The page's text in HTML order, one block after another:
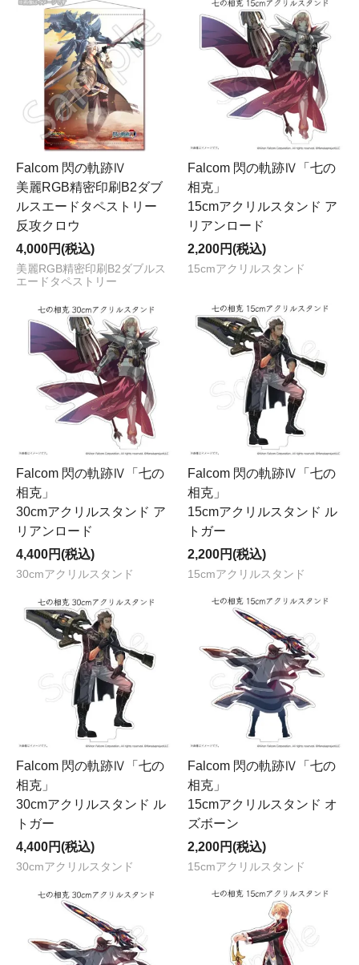
Falcom 閃の軌跡Ⅳ
美麗RGB精密印刷B2ダブ
ルスエードタペストリー
反攻クロウ
4,000円(税込)
美麗RGB精密印刷B2ダブルス
エードタペストリー
Falcom 閃の軌跡Ⅳ「七の
相克」
15cmアクリルスタンド ア
リアンロード
2,200円(税込)
15cmアクリルスタンド
Falcom 閃の軌跡Ⅳ「七の
相克」
30cmアクリルスタンド ア
リアンロード
4,400円(税込)
30cmアクリルスタンド
Falcom 閃の軌跡Ⅳ「七の
相克」
15cmアクリルスタンド ル
トガー
2,200円(税込)
15cmアクリルスタンド
Falcom 閃の軌跡Ⅳ「七の
相克」
30cmアクリルスタンド ル
トガー
4,400円(税込)
30cmアクリルスタンド
Falcom 閃の軌跡Ⅳ「七の
相克」
15cmアクリルスタンド オ
ズボーン
2,200円(税込)
15cmアクリルスタンド